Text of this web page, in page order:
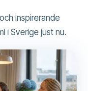
inspirerande
i Sverige just nu.